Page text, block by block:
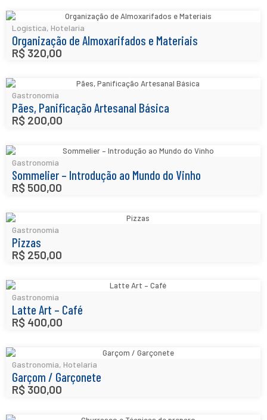
Logística, Hotelaria
Organização de Almoxarifados e Materiais
R$ 320,00
Gastronomia
Pães, Panificação Artesanal Básica
R$ 200,00
Gastronomia
Sommelier – Introdução ao Mundo do Vinho
R$ 500,00
Gastronomia
Pizzas
R$ 250,00
Gastronomia
Latte Art – Café
R$ 400,00
Gastronomia, Hotelaria
Garçom / Garçonete
R$ 300,00